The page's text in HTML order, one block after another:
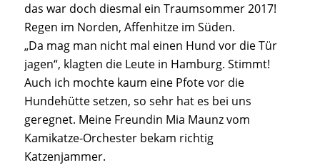
das war doch diesmal ein Traumsommer 2017!
Regen im Norden, Affenhitze im Süden.
„Da mag man nicht mal einen Hund vor die Tür
jagen“, klagten die Leute in Hamburg. Stimmt!
Auch ich mochte kaum eine Pfote vor die
Hundehütte setzen, so sehr hat es bei uns
geregnet. Meine Freundin Mia Maunz vom
Kamikatze-Orchester bekam richtig
Katzenjammer.